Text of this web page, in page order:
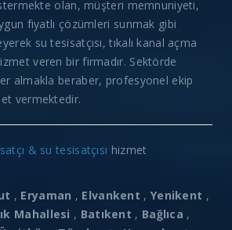
olan, müşteri memnuniyeti,
fiyatlı çözümleri sunmak gibi
su tesisatçısı, tıkalı kanal açma
veren bir firmadır. Sektörde
almakla beraber, profesyonel ekip
vermektedir.
& su tesisatçısı hizmet
, Eryaman , Elvankent , Yenikent ,
Mahallesi , Batıkent , Bağlıca ,